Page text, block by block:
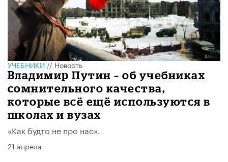
УЧЕБНИКИ//Новость
Владимир Путин – об учебниках
сомнительного качества,
которые всё ещё используются в
школах и вузах
«Как будто не про нас».
21 апреля